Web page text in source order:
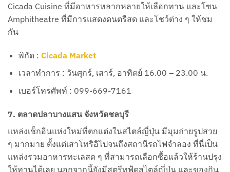
Cicada Cuisine ที่มีอาหารหลากหลายให้เลือกทาน และโซน
Amphitheatre ที่มีการแสดงดนตรีสด และโชว์ต่าง ๆ ให้ชม
กัน
พิกัด : Cicada Market
เวลาทำการ : วันศุกร์, เสาร์, อาทิตย์ 16.00 – 23.00 น.
เบอร์โทรศัพท์ : 099-669-7161
7. ตลาดปลาบางแสน จังหวัดชลบุรี
แหล่งเช็กอินแห่งใหม่ที่ตกแต่งในสไตล์ญี่ปุ่น มีมุมถ่ายรูปสวย
ๆ มากมาย ตั้งแต่เสาโทริอิไปจนถึงสถานีรถไฟจำลอง ที่นี่เป็น
แหล่งรวมอาหารทะเลสด ๆ ที่สามารถเลือกซื้อแล้วให้ร้านปรุง
ให้ทานได้เลย นอกจากนี้ยังมีสตรีทฟู้ดสไตล์ญี่ปุ่น และของกิน